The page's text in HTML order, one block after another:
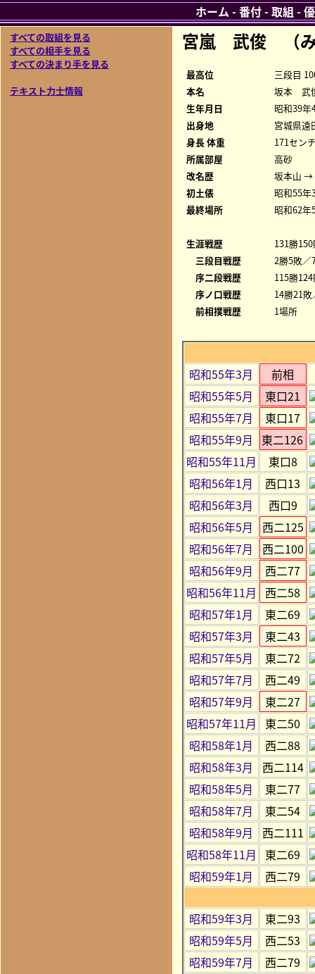
すべての取組を見る
すべての相手を見る
すべての決まり手を見る
テキスト力士情報
宮嵐 武俊 （
最高位
三段目
本名
坂本 武
生年月日
昭和39年
出身地
宮城県遠
身長 体重
171セン
所属部屋
高砂
改名歴
坂本山
初土俵
昭和55年
最終場所
昭和62年
生涯戦歴
131勝
三段目戦歴
2勝5敗／
序二段戦歴
115勝
序ノ口戦歴
14勝21
前相撲戦歴
1場所
昭和55年3月
前相
昭和55年5月
東口21
昭和55年7月
東口17
昭和55年9月
東二126
昭和55年11月
東口8
昭和56年1月
西口13
昭和56年3月
西口9
昭和56年5月
西二125
昭和56年7月
西二100
昭和56年9月
西二77
昭和56年11月
西二58
昭和57年1月
東二69
昭和57年3月
東二43
昭和57年5月
東二72
昭和57年7月
西二49
昭和57年9月
東二27
昭和57年11月
東二50
昭和58年1月
西二88
昭和58年3月
西二114
昭和58年5月
東二77
昭和58年7月
東二54
昭和58年9月
西二111
昭和58年11月
東二69
昭和59年1月
西二79
昭和59年3月
東二93
昭和59年5月
西二53
昭和59年7月
西二79
ホーム -番付-取組 -